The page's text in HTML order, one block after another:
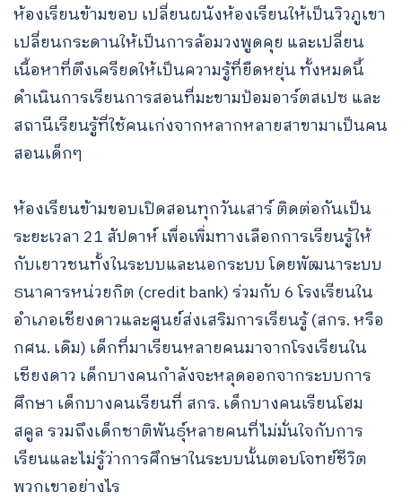
ห้องเรียนข้ามขอบ เปลี่ยนผนังห้องเรียนให้เป็นวิวภูเขา
เปลี่ยนกระดานให้เป็นการล้อมวงพูดคุย และเปลี่ยน
เนื้อหาที่ตึงเครียดให้เป็นความรู้ที่ยืดหยุ่น ทั้งหมดนี้
ดำเนินการเรียนการสอนที่มะขามป้อมอาร์ตสเปซ และ
สถานีเรียนรู้ที่ใช้คนเก่งจากหลากหลายสาขามาเป็นคน
สอนเด็กๆ
ห้องเรียนข้ามขอบเปิดสอนทุกวันเสาร์ ติดต่อกันเป็น
ระยะเวลา 21 สัปดาห์ เพื่อเพิ่มทางเลือกการเรียนรู้ให้
กับเยาวชนทั้งในระบบและนอกระบบ โดยพัฒนาระบบ
ธนาคารหน่วยกิต (credit bank) ร่วมกับ 6 โรงเรียนใน
อำเภอเชียงดาวและศูนย์ส่งเสริมการเรียนรู้ (สกร. หรือ
กศน. เดิม) เด็กที่มาเรียนหลายคนมาจากโรงเรียนใน
เชียงดาว เด็กบางคนกำลังจะหลุดออกจากระบบการ
ศึกษา เด็กบางคนเรียนที่ สกร. เด็กบางคนเรียนโฮม
สคูล รวมถึงเด็กชาติพันธุ์หลายคนที่ไม่มั่นใจกับการ
เรียนและไม่รู้ว่าการศึกษาในระบบนั้นตอบโจทย์ชีวิต
พวกเขาอย่างไร